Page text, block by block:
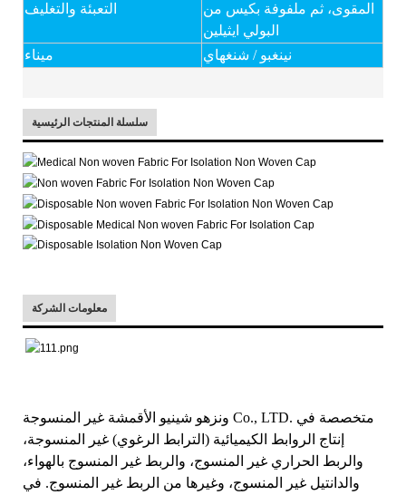
التعبئة والتغليف
المقوى، ثم ملفوفة بكيس من
البولي ايثيلين
ميناء
نينغبو / شنغهاي
سلسلة المنتجات الرئيسية
معلومات الشركة
ونزهو شينيو الأقمشة غير المنسوجة Co., LTD. متخصصة في
إنتاج الروابط الكيميائية (الترابط الرغوي) غير المنسوجة،
والربط الحراري غير المنسوج، والربط غير المنسوج بالهواء،
والدانتيل غير المنسوج، وغيرها من الربط غير المنسوج. في